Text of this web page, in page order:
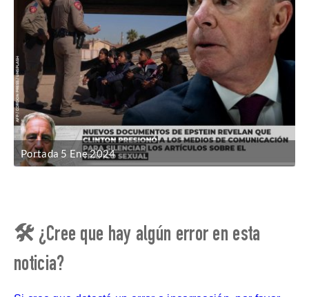
Portada 5 Ene 2024
🛠 ¿Cree que hay algún error en esta
noticia?